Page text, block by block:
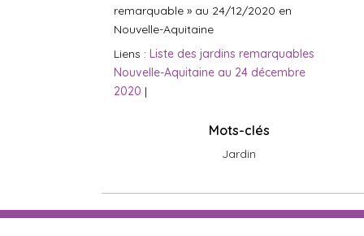
remarquable » au 24/12/2020 en
Nouvelle-Aquitaine
Liens : Liste des jardins remarquables
Nouvelle-Aquitaine au 24 décembre
2020 |
Mots-clés
Jardin